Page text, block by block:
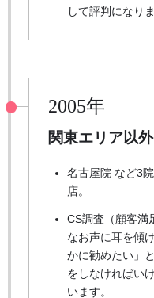
して評判になりま
2005年
関東エリア以
名古屋院 など3
店。
CS調査（顧客満
なお声に耳を傾
かに勧めたい」
をしなければい
います。